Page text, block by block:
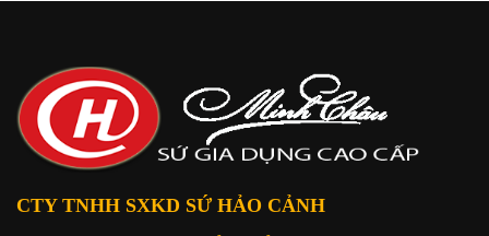
CTY TNHH SXKD SỨ HẢO CẢNH